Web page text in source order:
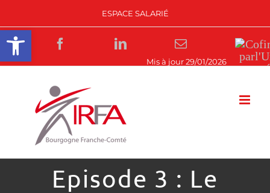
Ouvrir la barre d’outils
contenu
ESPACE SALARIÉ
Rejoignez-
nous
Facebook LinkedIn
Email
Episode 3 : Le